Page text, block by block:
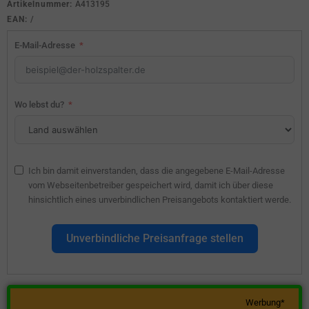
Artikelnummer: A413195
EAN: /
E-Mail-Adresse
Wo lebst du?
Ich bin damit einverstanden, dass die angegebene E-Mail-Adresse
vom Webseitenbetreiber gespeichert wird, damit ich über diese
hinsichtlich eines unverbindlichen Preisangebots kontaktiert werde.
Unverbindliche Preisanfrage stellen
Werbung*